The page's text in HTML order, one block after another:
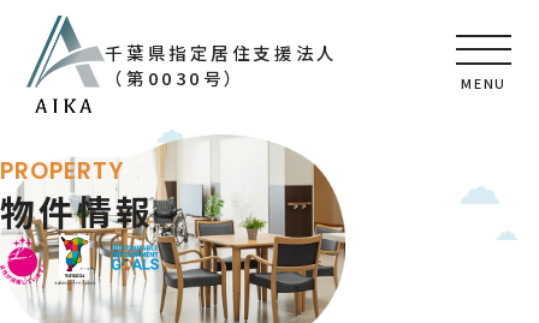
千葉県指定居住支援法人
（第0030号）
MENU
PROPERTY
物件情報